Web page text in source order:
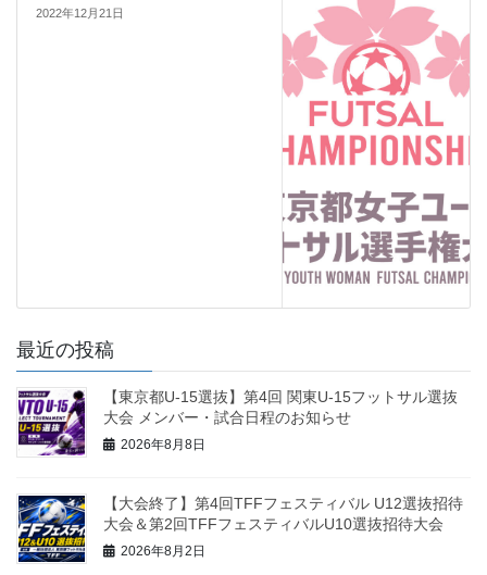
2022年12月21日
最近の投稿
【東京都U-15選抜】第4回 関東U-15フットサル選抜
大会 メンバー・試合日程のお知らせ
2026年8月8日
【大会終了】第4回TFFフェスティバル U12選抜招待
大会＆第2回TFFフェスティバルU10選抜招待大会
2026年8月2日